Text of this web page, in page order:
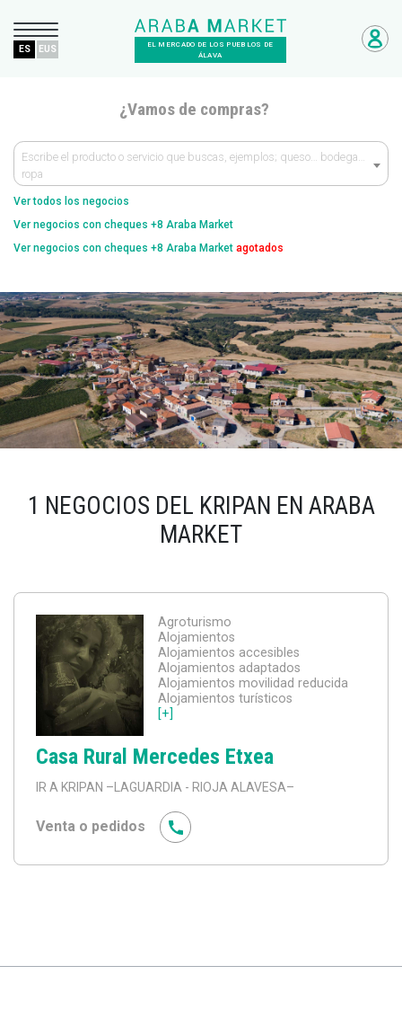
EL MERCADO DE LOS PUEBLOS DE
ÁLAVA
ES EUS
¿Vamos de compras?
Escribe el producto o servicio que buscas, ejemplos; queso… bodega…
ropa
Ver todos los negocios
Ver negocios con cheques +8 Araba Market
Ver negocios con cheques +8 Araba Market agotados
1 NEGOCIOS DEL KRIPAN EN ARABA
MARKET
Agroturismo
Alojamientos
Alojamientos accesibles
Alojamientos adaptados
Alojamientos movilidad reducida
Alojamientos turísticos
[+]
Casa Rural Mercedes Etxea
IR A KRIPAN –LAGUARDIA - RIOJA ALAVESA–
Venta o pedidos